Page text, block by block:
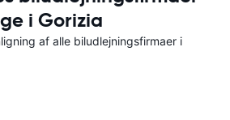
i Gorizia
af alle biludlejningsfirmaer i